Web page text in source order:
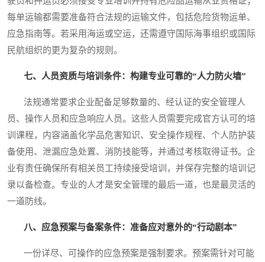
每单运输都需要准备符合法规的运输文件，包括危险货物运单、
应急指南等。若采用海运或空运，还需遵守国际海事组织或国际
民航组织的更为复杂的规则。
七、人员资质与培训条件：构建专业可靠的“人力防火墙”
法规通常要求企业配备足够数量的、经认证的安全管理人
员、操作人员和应急响应人员。这些人员需要完成官方认可的培
训课程，内容涵盖化学品危害知识、安全操作规程、个人防护装
备使用、泄漏应急处置、消防技能等，并通过考核取得证书。企
业有责任确保所有相关员工持续接受培训，并保存完整的培训记
录以备检查。专业的人才是安全管理的最后一道，也是最灵活的
一道防线。
八、应急预案与备案条件：准备应对意外的“行动剧本”
一份详尽、可操作的应急预案是强制要求。预案需针对可能